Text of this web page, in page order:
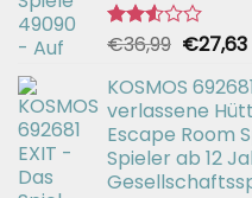
Bewertet
2.51
von 5
€36,99
war:
€36,99
€27,63
KOSMOS
verlassene
Escape Room
Spieler ab 12